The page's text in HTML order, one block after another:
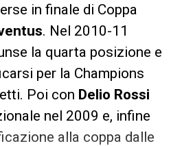
in finale di Coppa
. Nel 2010-11
la quarta posizione e
per la Champions
Poi con Delio Rossi
nel 2009 e, infine
alla coppa dalle